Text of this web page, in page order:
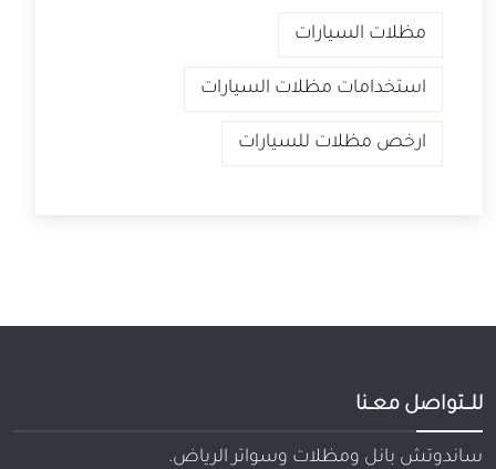
مظلات السيارات
استخدامات مظلات السيارات
ارخص مظلات للسيارات
للـــتواصل معــنا
ساندوتش بانل ومظلات وسواتر الرياض.